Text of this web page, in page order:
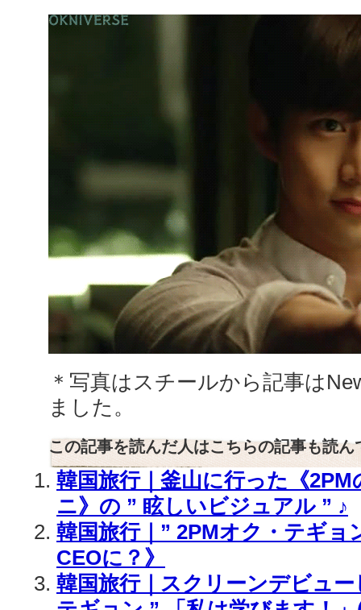
＊写真はスチールから記事は
ました。
この記事を読んだ人はこちらの記事も読ん
韓国旅行｜釜山に行った《2PM
ニ》の ” 眩しいビジュアル ” ♪
韓国旅行｜” 2PMオク・テギョ
CEOに？》
韓国旅行｜スクリーンデビュー